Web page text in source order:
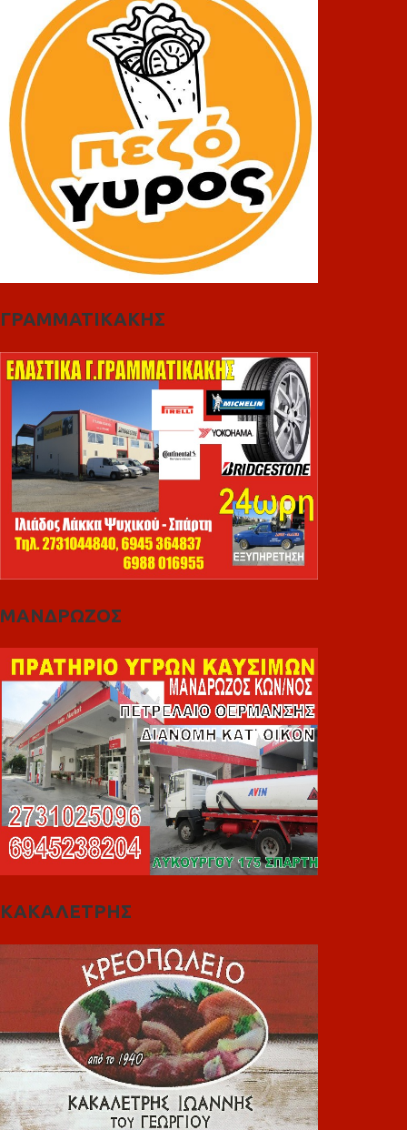
ΓΡΑΜΜΑΤΙΚΑΚΗΣ
ΜΑΝΔΡΩΖΟΣ
ΚΑΚΑΛΕΤΡΗΣ